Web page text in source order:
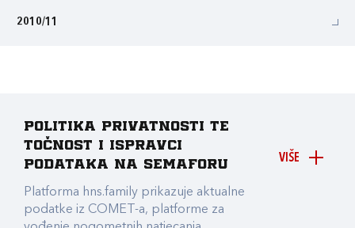
2010/11
VIŠE
Politika privatnosti te
točnost i ispravci
podataka na Semaforu
Platforma hns.family prikazuje aktualne
podatke iz COMET-a, platforme za